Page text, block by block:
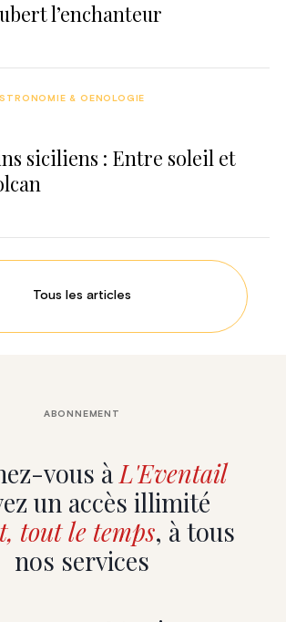
l’enchanteur
siciliens : Entre soleil et
& OENOLOGIE
Tous les articles
vous àL'Eventail
un accès illimité
tout le temps, à tous
nos services
ABONNEMENT